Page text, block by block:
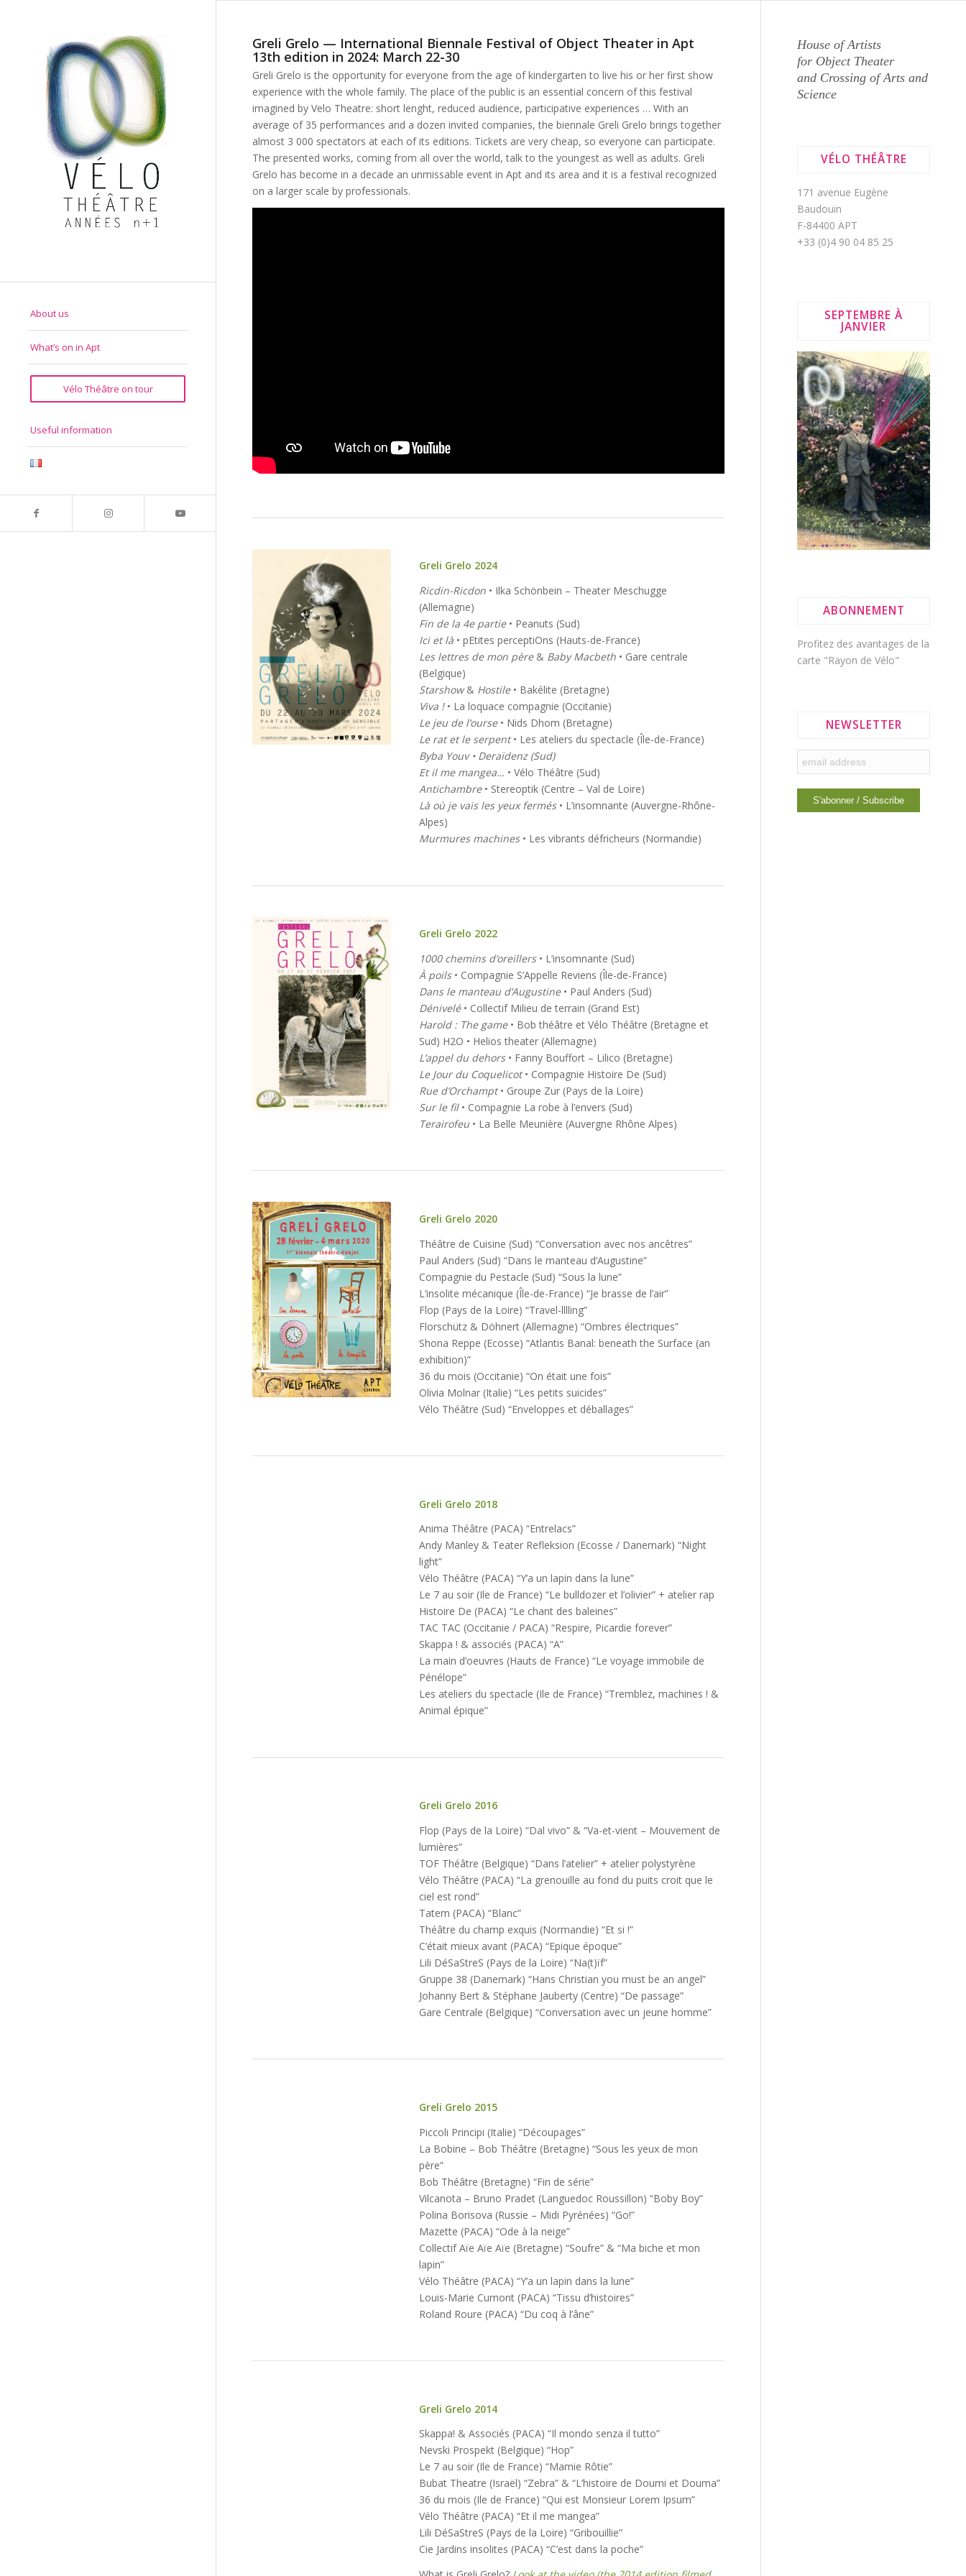
About us
What’s on in Apt
Vélo Théâtre on tour
Useful information
Greli Grelo — International Biennale Festival of Object Theater in Apt
13th edition in 2024: March 22-30
Greli Grelo is the opportunity for everyone from the age of kindergarten to live his or her first show
experience with the whole family. The place of the public is an essential concern of this festival
imagined by Velo Theatre: short lenght, reduced audience, participative experiences … With an
average of 35 performances and a dozen invited companies, the biennale Greli Grelo brings together
almost 3 000 spectators at each of its editions. Tickets are very cheap, so everyone can participate.
The presented works, coming from all over the world, talk to the youngest as well as adults. Greli
Grelo has become in a decade an unmissable event in Apt and its area and it is a festival recognized
on a larger scale by professionals.
edition #13
March 22-30,
2024
Greli Grelo 2024
Ricdin-Ricdon • Ilka Schönbein – Theater Meschugge
(Allemagne)
Fin de la 4e partie• Peanuts (Sud)
Ici et là • pEtites perceptiOns (Hauts-de-France)
Les lettres de mon père & Baby Macbeth • Gare centrale
(Belgique)
Starshow& Hostile• Bakélite (Bretagne)
Viva !• La loquace compagnie (Occitanie)
Le jeu de l’ourse• Nids Dhom (Bretagne)
Le rat et le serpent• Les ateliers du spectacle (Île-de-France)
Byba Youv • Deraïdenz (Sud)
Et il me mangea… • Vélo Théâtre (Sud)
Antichambre• Stereoptik (Centre – Val de Loire)
Là où je vais les yeux fermés• L’insomnante (Auvergne-Rhône-
Alpes)
Murmures machines• Les vibrants défricheurs (Normandie)
edition #12
February 18-27,
2022
Greli Grelo 2022
1000 chemins d’oreillers• L’insomnante (Sud)
À poils• Compagnie S’Appelle Reviens (Île-de-France)
Dans le manteau d’Augustine• Paul Anders (Sud)
Dénivelé• Collectif Milieu de terrain (Grand Est)
Harold : The game• Bob théâtre et Vélo Théâtre (Bretagne et
Sud) H2O • Helios theater (Allemagne)
L’appel du dehors• Fanny Bouffort – Lilico (Bretagne)
Le Jour du Coquelicot• Compagnie Histoire De (Sud)
Rue d’Orchampt• Groupe Zur (Pays de la Loire)
Sur le fil• Compagnie La robe à l’envers (Sud)
Terairofeu • La Belle Meunière (Auvergne Rhône Alpes)
Édition #11
du 28 février
au 4 mars 2020
Greli Grelo 2020
Théâtre de Cuisine (Sud) “Conversation avec nos ancêtres”
Paul Anders (Sud) “Dans le manteau d’Augustine”
Compagnie du Pestacle (Sud) “Sous la lune”
L’insolite mécanique (Île-de-France) “Je brasse de l’air”
Flop (Pays de la Loire) “Travel-lllling”
Florschütz & Döhnert (Allemagne) “Ombres électriques”
Shona Reppe (Ecosse) “Atlantis Banal: beneath the Surface (an
exhibition)”
36 du mois (Occitanie) “On était une fois”
Olivia Molnar (Italie) “Les petits suicides”
Vélo Théâtre (Sud) “Enveloppes et déballages”
Greli Grelo 2018
Anima Théâtre (PACA) “Entrelacs”
Andy Manley & Teater Refleksion (Ecosse / Danemark) “Night
light”
Vélo Théâtre (PACA) “Y’a un lapin dans la lune”
Le 7 au soir (Ile de France) “Le bulldozer et l’olivier” + atelier rap
Histoire De (PACA) “Le chant des baleines”
TAC TAC (Occitanie / PACA) “Respire, Picardie forever”
Skappa ! & associés (PACA) “A”
La main d’oeuvres (Hauts de France) “Le voyage immobile de
Pénélope”
Les ateliers du spectacle (Ile de France) “Tremblez, machines ! &
Animal épique”
Greli Grelo 2016
Flop (Pays de la Loire) “Dal vivo” & “Va-et-vient – Mouvement de
lumières”
TOF Théâtre (Belgique) “Dans l’atelier” + atelier polystyrène
Vélo Théâtre (PACA) “La grenouille au fond du puits croit que le
ciel est rond”
Tatem (PACA) “Blanc”
Théâtre du champ exquis (Normandie) “Et si !”
C’était mieux avant (PACA) “Epique époque”
Lili DéSaStreS (Pays de la Loire) “Na(t)ïf”
Gruppe 38 (Danemark) “Hans Christian you must be an angel”
Johanny Bert & Stéphane Jauberty (Centre) “De passage”
Gare Centrale (Belgique) “Conversation avec un jeune homme”
Greli Grelo 2015
Piccoli Principi (Italie) “Découpages”
La Bobine – Bob Théâtre (Bretagne) “Sous les yeux de mon
père”
Bob Théâtre (Bretagne) “Fin de série”
Vilcanota – Bruno Pradet (Languedoc Roussillon) “Boby Boy”
Polina Borisova (Russie – Midi Pyrénées) “Go!”
Mazette (PACA) “Ode à la neige”
Collectif Aïe Aïe Aïe (Bretagne) “Soufre” & “Ma biche et mon
lapin”
Vélo Théâtre (PACA) “Y’a un lapin dans la lune”
Louis-Marie Cumont (PACA) “Tissu d’histoires”
Roland Roure (PACA) “Du coq à l’âne”
Greli Grelo 2014
Skappa! & Associés (PACA) “Il mondo senza il tutto”
Nevski Prospekt (Belgique) “Hop”
Le 7 au soir (Ile de France) “Mamie Rôtie”
Bubat Theatre (Israël) “Zebra” & “L’histoire de Doumi et Douma”
36 du mois (Ile de France) “Qui est Monsieur Lorem Ipsum”
Vélo Théâtre (PACA) “Et il me mangea”
Lili DéSaStreS (Pays de la Loire) “Gribouillie”
Cie Jardins insolites (PACA) “C’est dans la poche”
House of Artists
for Object Theater
and Crossing of Arts and
Science
VÉLO THÉÂTRE
171 avenue Eugène
Baudouin
F-84400 APT
+33 (0)4 90 04 85 25
SEPTEMBRE À
JANVIER
ABONNEMENT
Profitez des avantages de la
carte "Rayon de Vélo"
NEWSLETTER